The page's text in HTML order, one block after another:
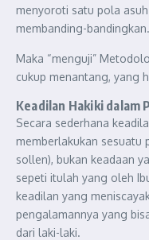
menyoroti satu pola
membanding-bandingkan.
Maka “menguji”
cukup menantang, yang
Keadilan Hakiki dalam
Secara sederhana
memberlakukan sesuatu
sollen), bukan keadaan
sepeti itulah yang oleh
keadilan yang
pengalamannya yang
dari laki-laki.